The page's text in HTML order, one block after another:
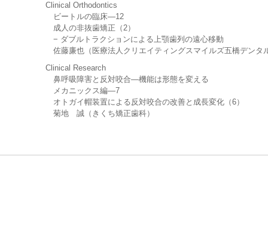
Clinical Orthodontics
ビートルの臨床—12
成人の非抜歯矯正（2）
− ダブルトラクションによる上顎歯列の遠心移動
佐藤廉也（医療法人クリエイティングスマイルズ五橋デンタ
Clinical Research
鼻呼吸障害と反対咬合—機能は形態を変える
メカニックス編—7
オトガイ帽装置による反対咬合の改善と成長変化（6）
菊地 誠（きくち矯正歯科）